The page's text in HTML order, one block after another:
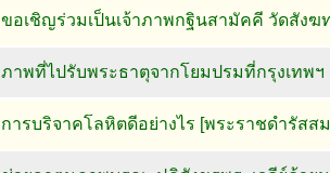
ขอเชิญร่วมเป็นเจ้าภาพกฐินสามัคคี วัดสังฆ
ภาพที่ไปรับพระธาตุจากโยมปรมที่กรุงเทพฯ
การบริจาคโลหิตดีอย่างไร [พระราชดำรัสส